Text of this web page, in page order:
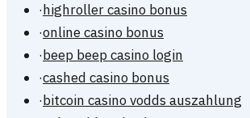
·highroller casino bonus
·online casino bonus
·beep beep casino login
·cashed casino bonus
·bitcoin casino vodds auszahlung